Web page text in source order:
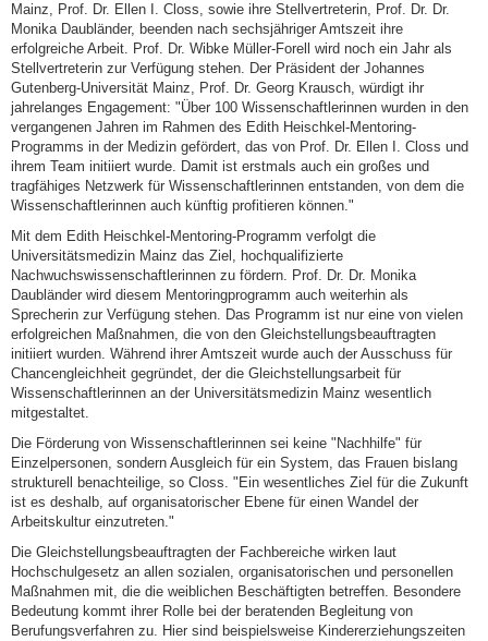
Mainz, Prof. Dr. Ellen I. Closs, sowie ihre Stellvertreterin, Prof. Dr. Dr.
Monika Daubländer, beenden nach sechsjähriger Amtszeit ihre
erfolgreiche Arbeit. Prof. Dr. Wibke Müller-Forell wird noch ein Jahr als
Stellvertreterin zur Verfügung stehen. Der Präsident der Johannes
Gutenberg-Universität Mainz, Prof. Dr. Georg Krausch, würdigt ihr
jahrelanges Engagement: "Über 100 Wissenschaftlerinnen wurden in den
vergangenen Jahren im Rahmen des Edith Heischkel-Mentoring-
Programms in der Medizin gefördert, das von Prof. Dr. Ellen I. Closs und
ihrem Team initiiert wurde. Damit ist erstmals auch ein großes und
tragfähiges Netzwerk für Wissenschaftlerinnen entstanden, von dem die
Wissenschaftlerinnen auch künftig profitieren können."
Mit dem Edith Heischkel-Mentoring-Programm verfolgt die
Universitätsmedizin Mainz das Ziel, hochqualifizierte
Nachwuchswissenschaftlerinnen zu fördern. Prof. Dr. Dr. Monika
Daubländer wird diesem Mentoringprogramm auch weiterhin als
Sprecherin zur Verfügung stehen. Das Programm ist nur eine von vielen
erfolgreichen Maßnahmen, die von den Gleichstellungsbeauftragten
initiiert wurden. Während ihrer Amtszeit wurde auch der Ausschuss für
Chancengleichheit gegründet, der die Gleichstellungsarbeit für
Wissenschaftlerinnen an der Universitätsmedizin Mainz wesentlich
mitgestaltet.
Die Förderung von Wissenschaftlerinnen sei keine "Nachhilfe" für
Einzelpersonen, sondern Ausgleich für ein System, das Frauen bislang
strukturell benachteilige, so Closs. "Ein wesentliches Ziel für die Zukunft
ist es deshalb, auf organisatorischer Ebene für einen Wandel der
Arbeitskultur einzutreten."
Die Gleichstellungsbeauftragten der Fachbereiche wirken laut
Hochschulgesetz an allen sozialen, organisatorischen und personellen
Maßnahmen mit, die die weiblichen Beschäftigten betreffen. Besondere
Bedeutung kommt ihrer Rolle bei der beratenden Begleitung von
Berufungsverfahren zu. Hier sind beispielsweise Kindererziehungszeiten